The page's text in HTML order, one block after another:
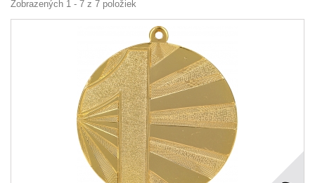
Zobrazených 1 - 7 z 7 položiek